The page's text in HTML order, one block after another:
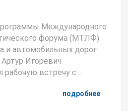
Международного
форума (МТЛФ)
и автомобильных дорог
Игоревич
встречу с ...
подробнее